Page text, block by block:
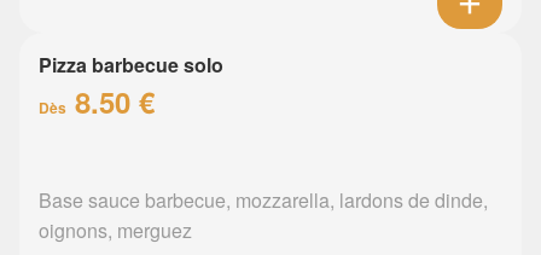
Pizza barbecue solo
Dès 8.50 €
Base sauce barbecue, mozzarella, lardons de dinde,
oignons, merguez